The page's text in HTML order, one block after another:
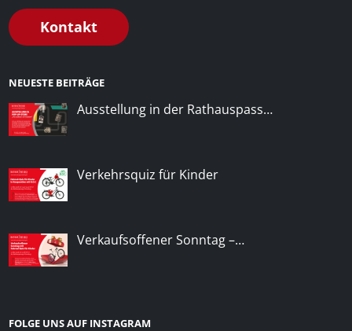
Kontakt
NEUESTE BEITRÄGE
Ausstellung in der Rathauspass…
Verkehrsquiz für Kinder
Verkaufsoffener Sonntag –…
FOLGE UNS AUF INSTAGRAM